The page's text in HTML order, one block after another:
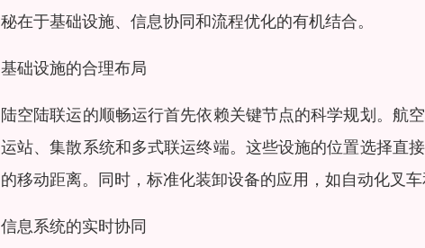
秘在于基础设施、信息协同和流程优化的有机结合。
基础设施的合理布局
陆空陆联运的顺畅运行首先依赖关键节点的科学规划。航
运站、集散系统和多式联运终端。这些设施的位置选择直
的移动距离。同时，标准化装卸设备的应用，如自动化叉
信息系统的实时协同